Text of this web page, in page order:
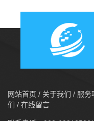
网站首页 / 关于我们 / 服务
们 / 在线留言